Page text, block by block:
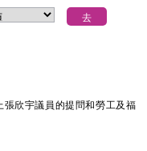
欣宇議員的提問和勞工及福